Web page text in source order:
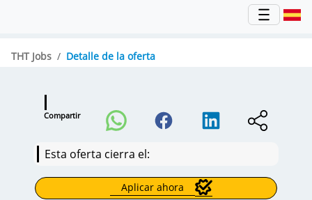
THT Jobs Detalle de la oferta
Compartir
Esta oferta cierra el:
Aplicar ahora